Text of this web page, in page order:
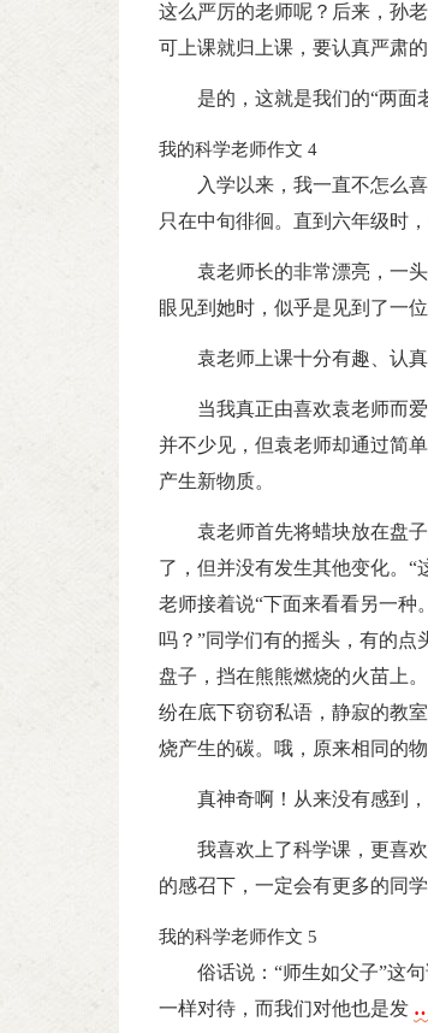
这么严厉的老师呢？后来，孙
可上课就归上课，要认真严肃
是的，这就是我们的“两面
我的科学老师作文 4
入学以来，我一直不怎么
只在中旬徘徊。直到六年级时
袁老师长的非常漂亮，一
眼见到她时，似乎是见到了一
袁老师上课十分有趣、认
当我真正由喜欢袁老师而
并不少见，但袁老师却通过简
产生新物质。
袁老师首先将蜡块放在盘
了，但并没有发生其他变化。“
老师接着说“下面来看看另一种
吗？”同学们有的摇头，有的
盘子，挡在熊熊燃烧的火苗上
纷在底下窃窃私语，静寂的教
烧产生的碳。哦，原来相同的
真神奇啊！从来没有感到
我喜欢上了科学课，更喜
的感召下，一定会有更多的同
我的科学老师作文 5
俗话说：“师生如父子”这
一样对待，而我们对他也是发